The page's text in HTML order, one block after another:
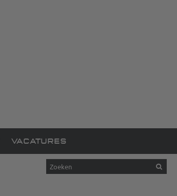
VACATURES